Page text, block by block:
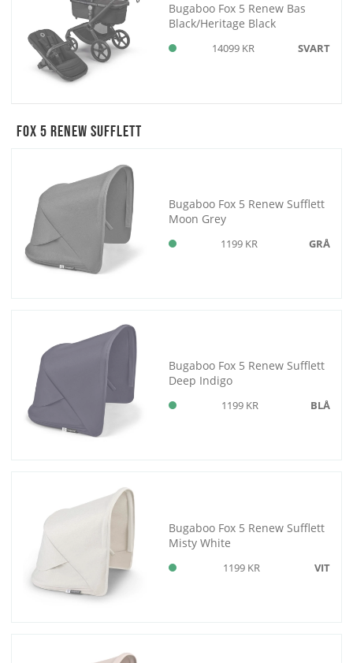
Bugaboo Fox 5 Renew Bas
Black/Heritage Black
14099 KR SVART
Fox 5 Renew Sufflett
Bugaboo Fox 5 Renew Sufflett
Moon Grey
1199 KR GRÅ
Bugaboo Fox 5 Renew Sufflett
Deep Indigo
1199 KR BLÅ
Bugaboo Fox 5 Renew Sufflett
Misty White
1199 KR VIT